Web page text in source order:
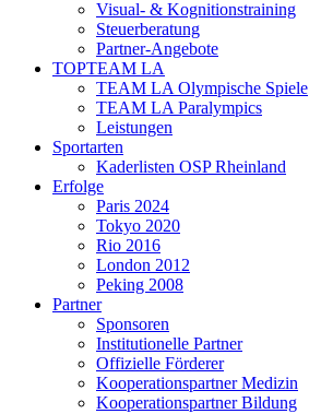
Visual- & Kognitionstraining
Steuerberatung
Partner-Angebote
TOPTEAM LA
TEAM LA Olympische Spiele
TEAM LA Paralympics
Leistungen
Sportarten
Kaderlisten OSP Rheinland
Erfolge
Paris 2024
Tokyo 2020
Rio 2016
London 2012
Peking 2008
Partner
Sponsoren
Institutionelle Partner
Offizielle Förderer
Kooperationspartner Medizin
Kooperationspartner Bildung